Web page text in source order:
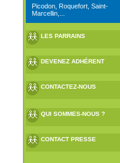
Picodon, Roquefort, Saint-
Marcellin,...
LES PARRAINS
DEVENEZ ADHÉRENT
CONTACTEZ-NOUS
QUI SOMMES-NOUS ?
CONTACT PRESSE